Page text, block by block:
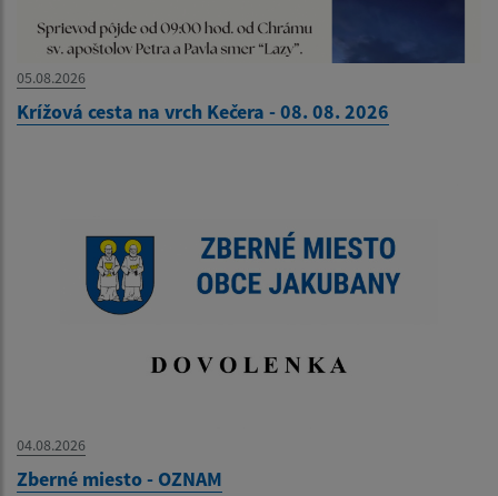
05.08.2026
Krížová cesta na vrch Kečera - 08. 08. 2026
04.08.2026
Zberné miesto - OZNAM